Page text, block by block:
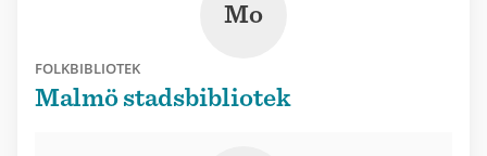
Mo
FOLKBIBLIOTEK
Malmö stadsbibliotek